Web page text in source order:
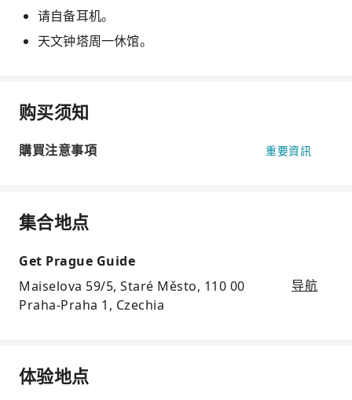
请自备耳机。
天文钟塔周一休馆。
购买须知
購買注意事項 重要資訊
集合地点
Get Prague Guide
Maiselova 59/5, Staré Město, 110 00
Praha-Praha 1, Czechia
导航
体验地点